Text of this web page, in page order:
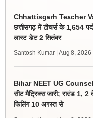
Chhattisgarh Teacher
छत्तीसगढ़ में टीचर्स के 1,654
लास्ट डेट 2 सितंबर
Santosh Kumar | Aug 8, 2026
Bihar NEET UG
सीट मैट्रिक्स जारी; राउंड 1,
फिलिंग 10 अगस्त से